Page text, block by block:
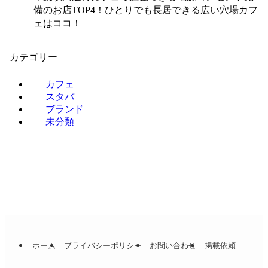
備のお店TOP4！ひとりでも長居できる広い穴場カフ
ェはココ！
カテゴリー
カフェ
スタバ
ブランド
未分類
ホーム プライバシーポリシー お問い合わせ 掲載依頼